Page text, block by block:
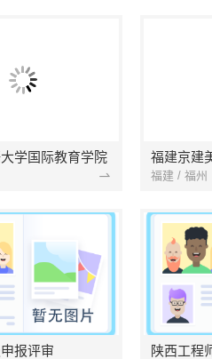
学国际教育学院
福建 / 福州
报评审 陕西工程